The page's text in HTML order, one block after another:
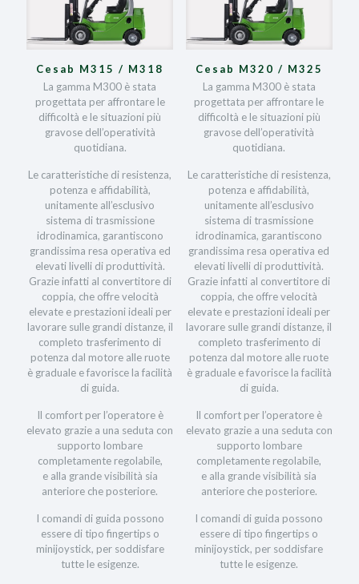
Cesab M315 / M318
La gamma M300 è stata
progettata per affrontare le
difficoltà e le situazioni più
gravose dell’operatività
quotidiana.
Le caratteristiche di resistenza,
potenza e affidabilità,
unitamente all’esclusivo
sistema di trasmissione
idrodinamica, garantiscono
grandissima resa operativa ed
elevati livelli di produttività.
Grazie infatti al convertitore di
coppia, che offre velocità
elevate e prestazioni ideali per
lavorare sulle grandi distanze, il
completo trasferimento di
potenza dal motore alle ruote
è graduale e favorisce la facilità
di guida.
Il comfort per l’operatore è
elevato grazie a una seduta con
supporto lombare
completamente regolabile,
e alla grande visibilità sia
anteriore che posteriore.
I comandi di guida possono
essere di tipo fingertips o
minijoystick, per soddisfare
tutte le esigenze.
Cesab M320 / M325
La gamma M300 è stata
progettata per affrontare le
difficoltà e le situazioni più
gravose dell’operatività
quotidiana.
Le caratteristiche di resistenza,
potenza e affidabilità,
unitamente all’esclusivo
sistema di trasmissione
idrodinamica, garantiscono
grandissima resa operativa ed
elevati livelli di produttività.
Grazie infatti al convertitore di
coppia, che offre velocità
elevate e prestazioni ideali per
lavorare sulle grandi distanze, il
completo trasferimento di
potenza dal motore alle ruote
è graduale e favorisce la facilità
di guida.
Il comfort per l’operatore è
elevato grazie a una seduta con
supporto lombare
completamente regolabile,
e alla grande visibilità sia
anteriore che posteriore.
I comandi di guida possono
essere di tipo fingertips o
minijoystick, per soddisfare
tutte le esigenze.